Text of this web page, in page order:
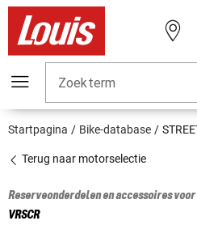
Zoekterm
Startpagina Bike-database
Terug naar motorselectie
Reserveonderdelen en accessoires voor
VRSCR